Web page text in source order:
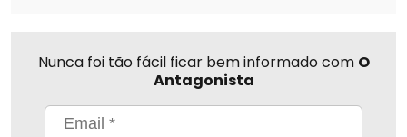
Nunca foi tão fácil ficar bem informado com O
Antagonista